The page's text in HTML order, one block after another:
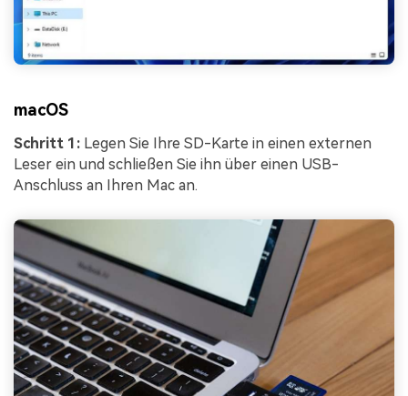
macOS
Schritt 1: Legen Sie Ihre SD-Karte in einen externen
Leser ein und schließen Sie ihn über einen USB-
Anschluss an Ihren Mac an.